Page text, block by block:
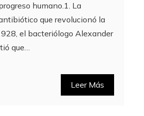
humano.1. La
que revolucionó la
el bacteriólogo Alexander
que…
Leer Más